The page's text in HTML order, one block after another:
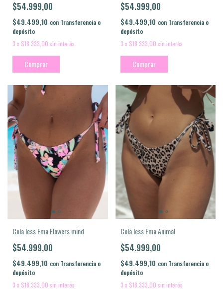
$54.999,00
$49.499,10 con Transferencia o
depósito
3 x $18.333,00 sin interés
Comprar
$54.999,00
$49.499,10 con Transferencia o
depósito
3 x $18.333,00 sin interés
Comprar
Cola less Ema Flowers mind
$54.999,00
$49.499,10 con Transferencia o
depósito
3 x $18.333,00 sin interés
Cola less Ema Animal
$54.999,00
$49.499,10 con Transferencia o
depósito
3 x $18.333,00 sin interés